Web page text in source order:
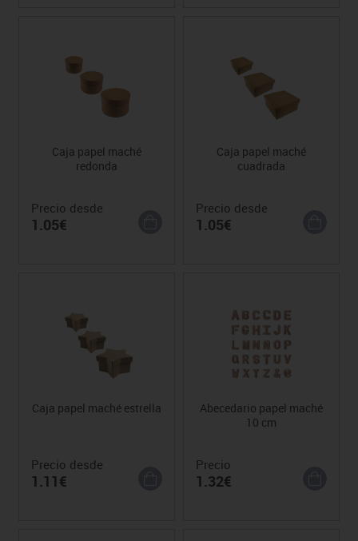
Caja papel maché
redonda
Precio desde
1.05€
Caja papel maché
cuadrada
Precio desde
1.05€
Caja papel maché estrella
Precio desde
1.11€
Abecedario papel maché
10 cm
Precio
1.32€